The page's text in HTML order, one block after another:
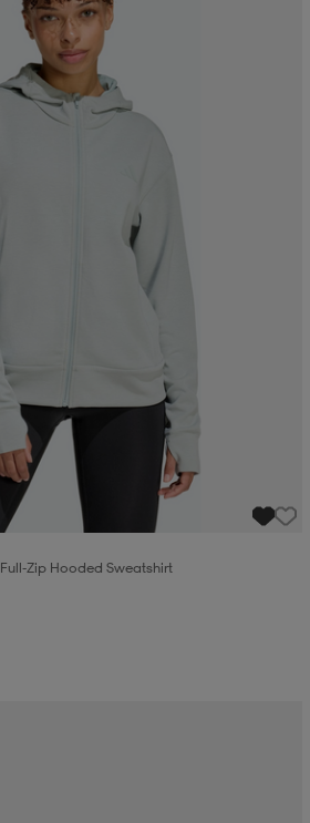
Zip Hooded Sweatshirt